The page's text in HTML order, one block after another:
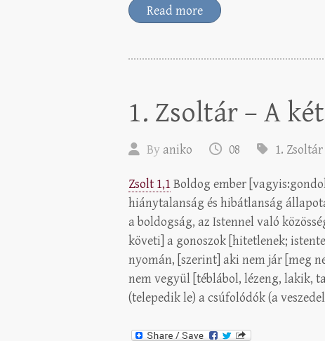
Read more
1. Zsoltár – A
By aniko 08 1. Zsoltár
Zsolt 1,1Boldog ember
hiánytalanság és hibátlanság
a boldogság, az Istennel való
követi] a gonoszok [hitetlenek;
nyomán, [szerint] aki nem jár [meg
nem vegyül [téblábol, lézeng, lakik,
(telepedik le) a csúfolódók (a